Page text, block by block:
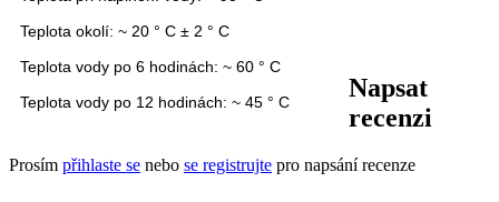
Teplota okolí: ~ 20 ° C ± 2 ° C
Teplota vody po 6 hodinách: ~ 60 ° C
Teplota vody po 12 hodinách: ~ 45 ° C
Napsat
recenzi
Prosím přihlaste se nebo se registrujte pro napsání recenze